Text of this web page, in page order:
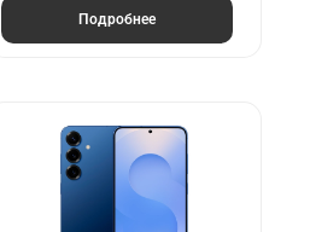
Подробнее